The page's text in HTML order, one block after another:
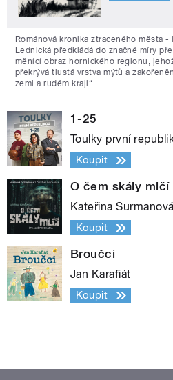
Románová kronika ztraceného města
Lednická předkládá do značné míry
měnící obraz hornického regionu,
překrývá tlustá vrstva mýtů a
zemi a rudém kraji“.
1-25
Toulky první
Koupit
O čem skály mlčí
Kateřina Surmanová
Koupit
Broučci
Jan Karafiát
Koupit